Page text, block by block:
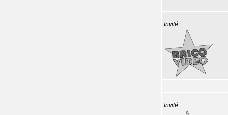
Invité
Invité